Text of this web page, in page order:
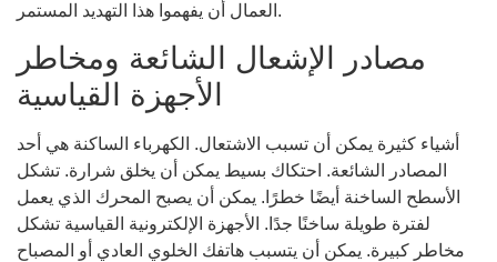
العمال أن يفهموا هذا التهديد المستمر.
مصادر الإشعال الشائعة ومخاطر
الأجهزة القياسية
أشياء كثيرة يمكن أن تسبب الاشتعال. الكهرباء الساكنة هي أحد
المصادر الشائعة. احتكاك بسيط يمكن أن يخلق شرارة. تشكل
الأسطح الساخنة أيضًا خطرًا. يمكن أن يصبح المحرك الذي يعمل
لفترة طويلة ساخنًا جدًا. الأجهزة الإلكترونية القياسية تشكل
مخاطر كبيرة. يمكن أن يتسبب هاتفك الخلوي العادي أو المصباح